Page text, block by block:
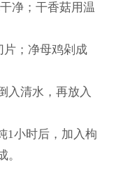
净；干香菇用温
净母鸡剁成
入清水，再放入
时后，加入枸
。